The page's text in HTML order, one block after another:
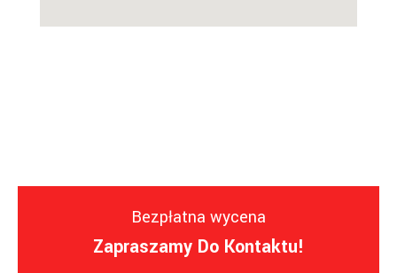
Bezpłatna wycena
Zapraszamy Do Kontaktu!